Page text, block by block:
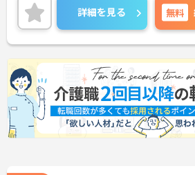
詳細を見る 無料